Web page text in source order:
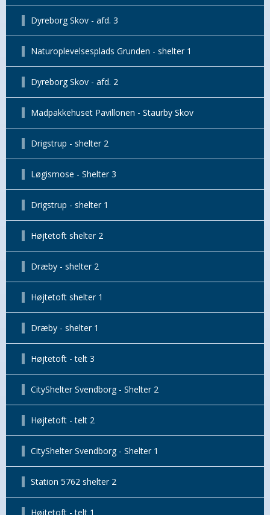
Dyreborg Skov - afd. 3
Naturoplevelsesplads Grunden - shelter 1
Dyreborg Skov - afd. 2
Madpakkehuset Pavillonen - Staurby Skov
Drigstrup - shelter 2
Løgismose - Shelter 3
Drigstrup - shelter 1
Højtetoft shelter 2
Dræby - shelter 2
Højtetoft shelter 1
Dræby - shelter 1
Højtetoft - telt 3
CityShelter Svendborg - Shelter 2
Højtetoft - telt 2
CityShelter Svendborg - Shelter 1
Station 5762 shelter 2
Højtetoft - telt 1